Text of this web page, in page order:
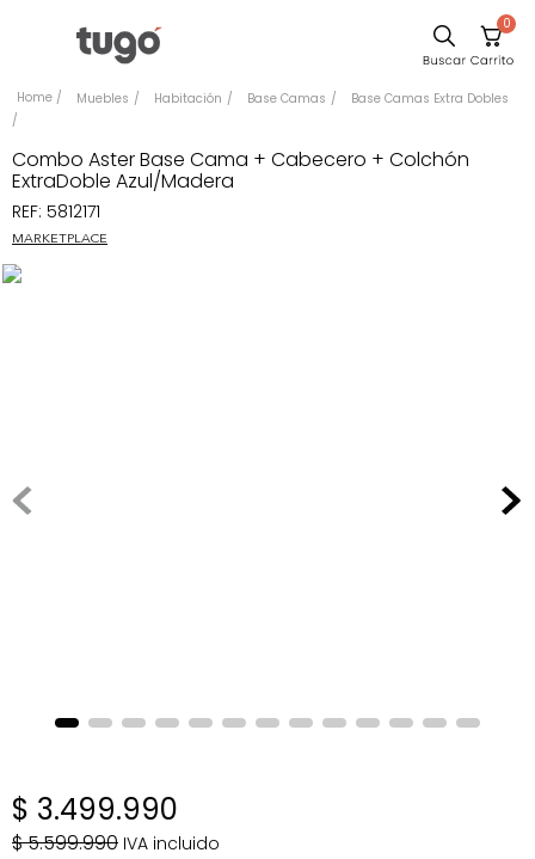
0
Muebles Habitación Base Camas Base Camas Extra Dobles
Combo Aster Base Cama + Cabecero + Colchón
ExtraDoble Azul/Madera
REF: 5812171
MARKETPLACE
$ 3.499.990
$5.599.990 IVA incluido
Escritorio
Silla